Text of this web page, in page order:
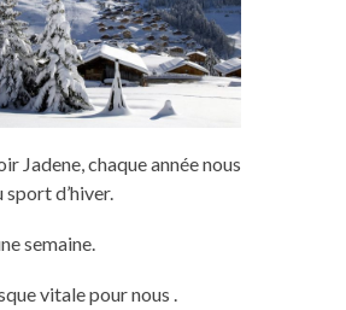
Jadene, chaque année nous
d’hiver.
semaine.
vitale pour nous .